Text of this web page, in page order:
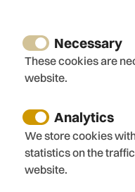
Necessary
These cookies are
website.
Analytics
We store cookies
statistics on the
website.